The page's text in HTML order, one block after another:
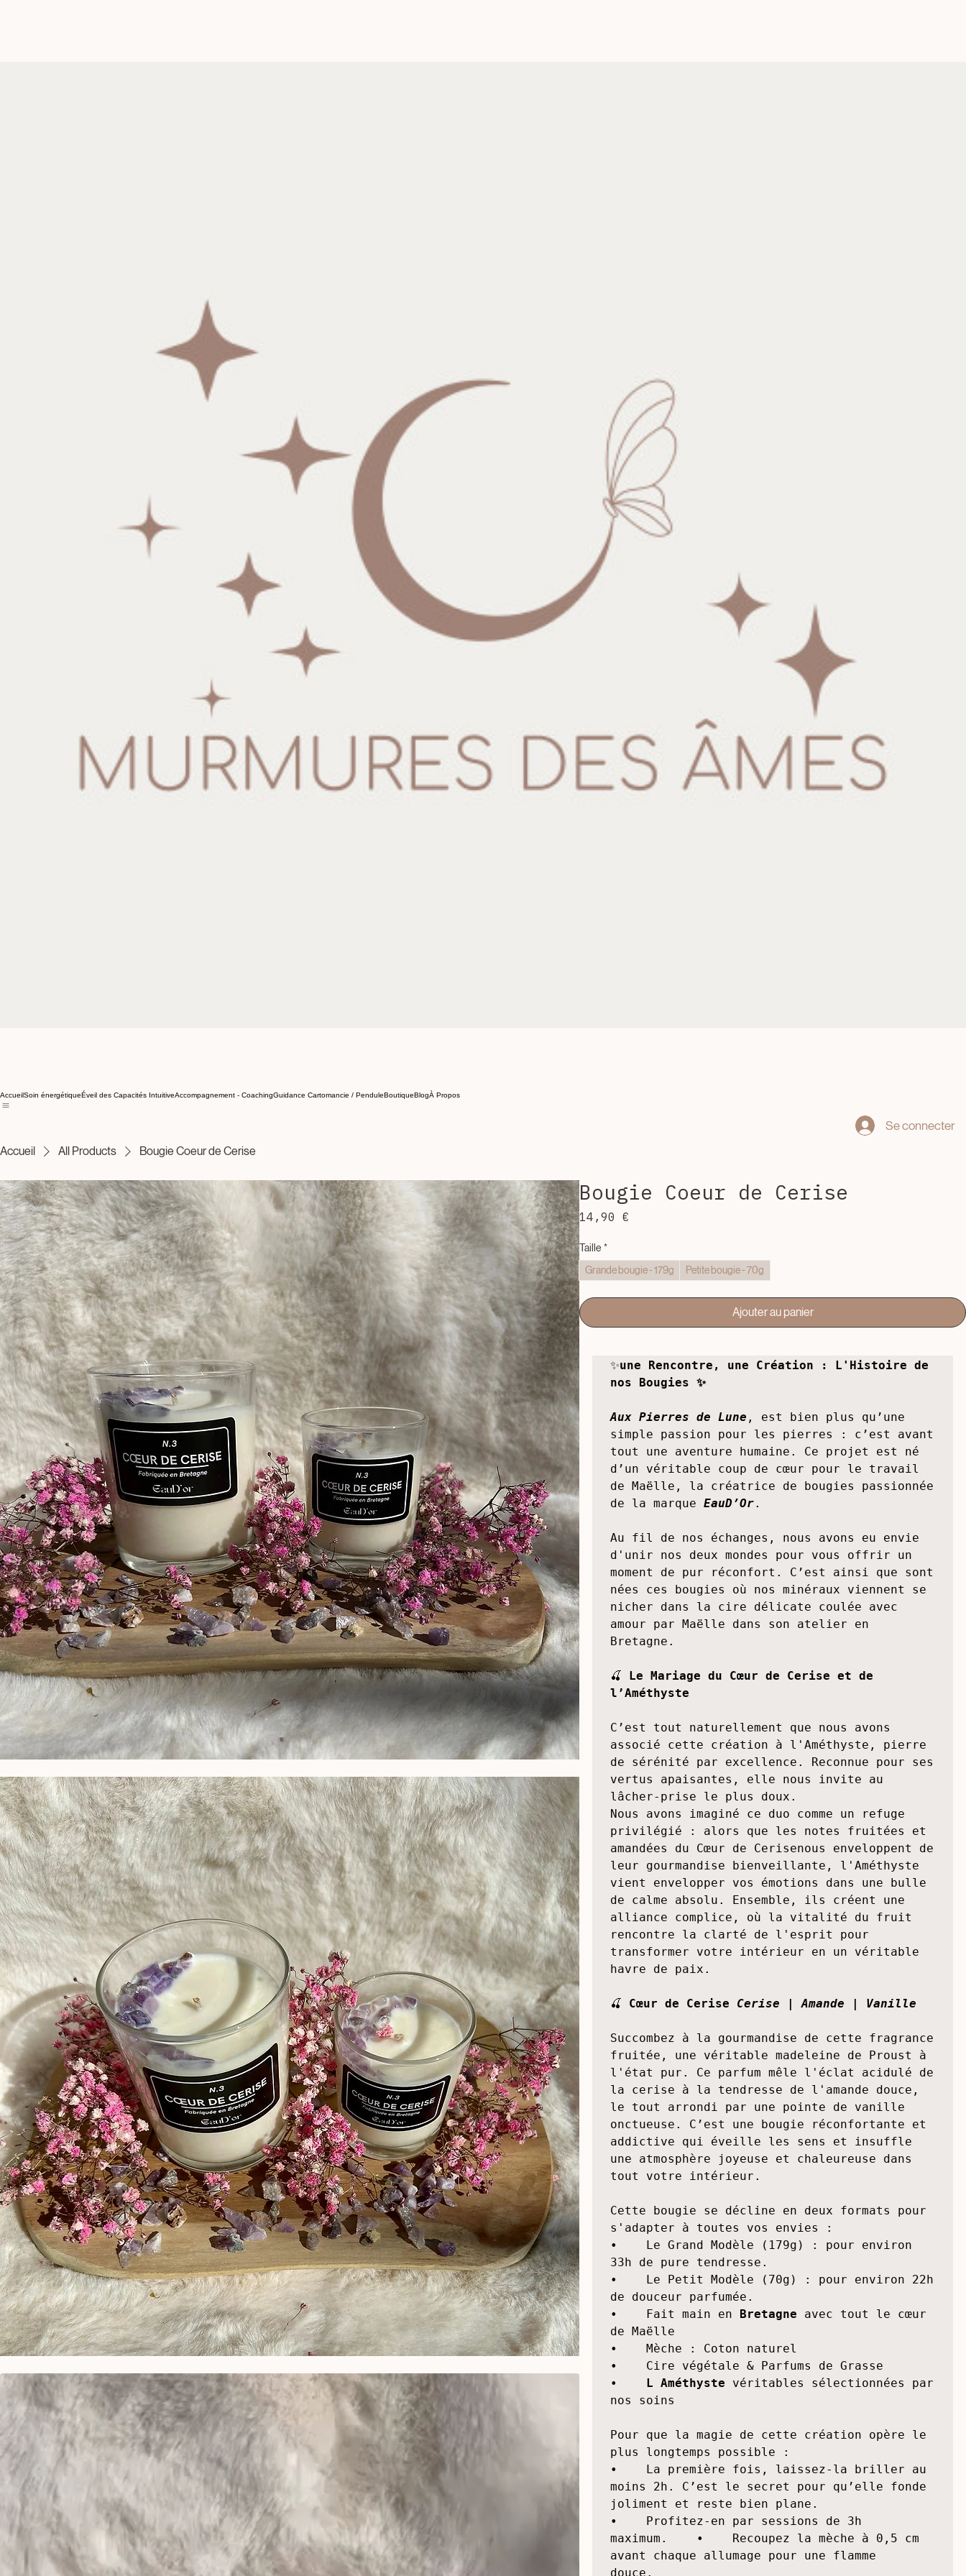
Accueil
All Products Bougie Coeur de Cerise
Bougie Coeur de Cerise
Taille
✨une Rencontre, une Création : L'Histoire de
nos Bougies ✨
Aux Pierres de Lune , est bien plus qu’une
simple passion pour les pierres : c’est avant
d’un véritable coup de cœur pour le travail
de Maëlle, la créatrice de bougies passionnée
de la marque EauD’Or .
Au fil de nos échanges, nous avons eu envie
d'unir nos deux mondes pour vous offrir un
moment de pur réconfort. C’est ainsi que sont
nicher dans la cire délicate coulée avec
amour par Maëlle dans son atelier en
🍒 Le Mariage du Cœur de Cerise et de
l’Améthyste
C’est tout naturellement que nous avons
associé cette création à l'Améthyste, pierre
de sérénité par excellence. Reconnue pour ses
vertus apaisantes, elle nous invite au
lâcher-prise le plus doux.
Nous avons imaginé ce duo comme un refuge
privilégié : alors que les notes fruitées et
amandées du Cœur de Cerisenous enveloppent de
leur gourmandise bienveillante, l'Améthyste
vient envelopper vos émotions dans une bulle
de calme absolu. Ensemble, ils créent une
rencontre la clarté de l'esprit pour
havre de paix.
🍒 Cœur de Cerise Cerise | Amande | Vanille
Succombez à la gourmandise de cette fragrance
fruitée, une véritable madeleine de Proust à
l'état pur. Ce parfum mêle l'éclat acidulé de
la cerise à la tendresse de l'amande douce,
le tout arrondi par une pointe de vanille
addictive qui éveille les sens et insuffle
une atmosphère joyeuse et chaleureuse dans
tout votre intérieur.
Cette bougie se décline en deux formats pour
s'adapter à toutes vos envies :
•    Le Grand Modèle (179g) : pour environ
33h de pure tendresse.
•    Le Petit Modèle (70g) : pour environ 22h
de douceur parfumée.
•    Fait main en Bretagne avec tout le cœur
de Maëlle
•    Cire végétale & Parfums de Grasse
•
L Améthyste véritables sélectionnées par
nos soins
Pour que la magie de cette création opère le
plus longtemps possible :
•    La première fois, laissez-la briller au
moins 2h. C’est le secret pour qu’elle fonde